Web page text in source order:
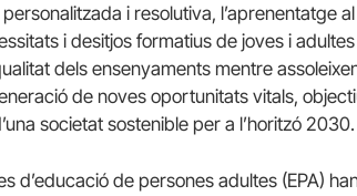
i resolutiva, l’aprenentatge
i desitjos formatius de joves i
dels ensenyaments mentre
de noves oportunitats vitals,
societat sostenible per a l’horitzó 2030.
d’educació de persones adultes (EPA)